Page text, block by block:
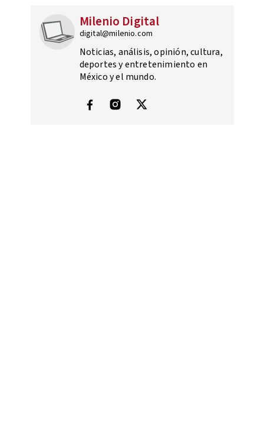
Milenio Digital
digital@milenio.com
Noticias, análisis, opinión, cultura,
deportes y entretenimiento en
México y el mundo.